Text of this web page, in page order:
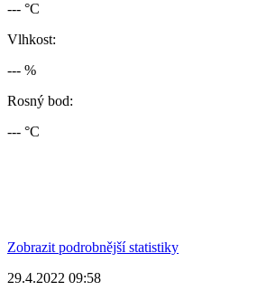
--- °C
Vlhkost:
--- %
Rosný bod:
--- °C
Zobrazit podrobnější statistiky
29.4.2022 09:58